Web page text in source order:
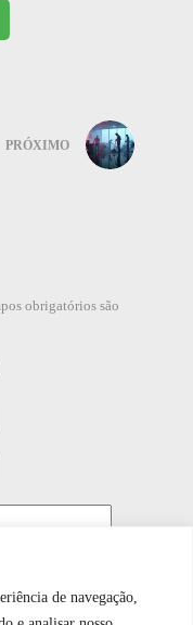
de navegação,
PRÓXIMO
obrigatórios são